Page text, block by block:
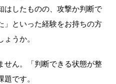
はしたものの、攻撃か判断で
」といった経験をお持ちの⽅
うか。
せん。「判断できる状態が整
です。